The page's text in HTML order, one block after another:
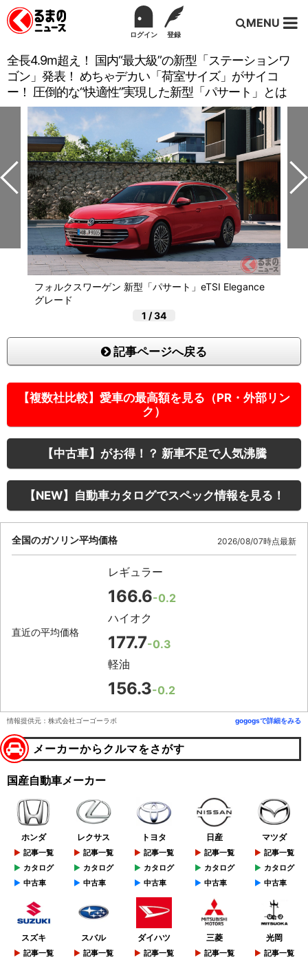
ログイン 登録
MENU
全長4.9m超え！ 国内“最大級”の新型「ステーションワ
ゴン」発表！ めちゃデカい「荷室サイズ」がサイコ
ー！ 圧倒的な“快適性”実現した新型「パサート」とは
フォルクスワーゲン 新型「パサート」eTSI Elegance
グレード
1 /34
記事ページへ戻る
【複数社比較】愛車の最高額を見る（PR・外部リン
ク）
【中古車】がお得！？ 新車不足で人気沸騰
【NEW】自動車カタログでスペック情報を見る！
全国のガソリン平均価格 2026/08/07時点最新
直近の平均価格
レギュラー
166.6-0.2
ハイオク
177.7-0.3
軽油
156.3-0.2
情報提供元：株式会社ゴーゴーラボ gogogsで詳細をみる
メーカーからクルマをさがす
国産自動車メーカー
ホンダ
記事一覧
カタログ
中古車
レクサス
記事一覧
カタログ
中古車
トヨタ
記事一覧
カタログ
中古車
日産
記事一覧
カタログ
中古車
マツダ
記事一覧
カタログ
中古車
スズキ
記事一覧
スバル
記事一覧
ダイハツ
記事一覧
三菱
記事一覧
光岡
記事一覧